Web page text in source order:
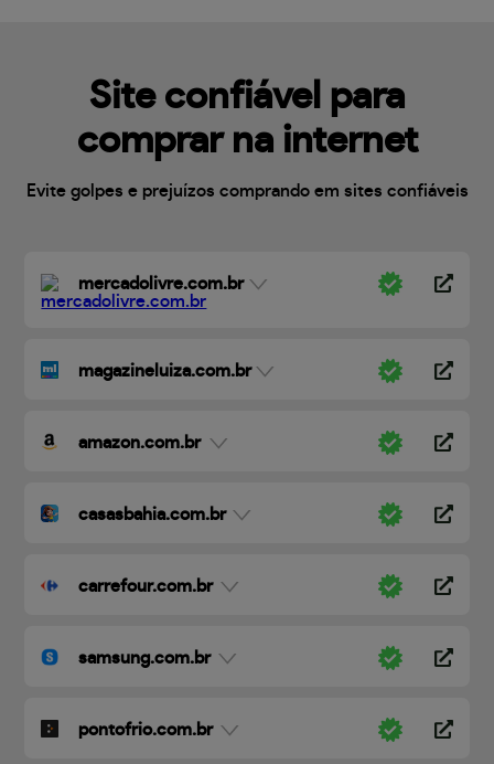
Site confiável para
comprar na internet
Evite golpes e prejuízos comprando em sites confiáveis
mercadolivre.com.br
magazineluiza.com.br
amazon.com.br
casasbahia.com.br
carrefour.com.br
samsung.com.br
pontofrio.com.br